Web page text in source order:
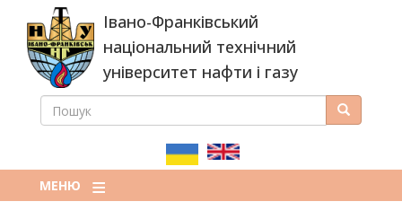
основного
вмісту
Івано-Франківський
національний технічний
університет нафти і газу
ПОШУКОВА
ПОШУК Пошук
МЕНЮ